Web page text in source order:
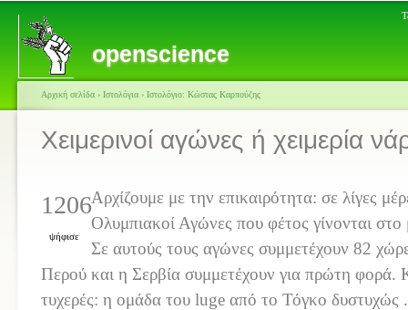
openscience
Αρχική σελίδα › Ιστολόγια › Ιστολόγιο: Κώστας Καρπούζης
Χειμερινοί αγώνες ή χειμερία
1206
ψήφισε
Αρχίζουμε με την επικαιρότητα: σε λίγες
Ολυμπιακοί Αγώνες που φέτος γίνονται
Σε αυτούς τους αγώνες συμμετέχουν 82
Περού και η Σερβία συμμετέχουν για πρώτη φορά.
τυχερές: η ομάδα του luge από το Τόγκο δυστυχώς